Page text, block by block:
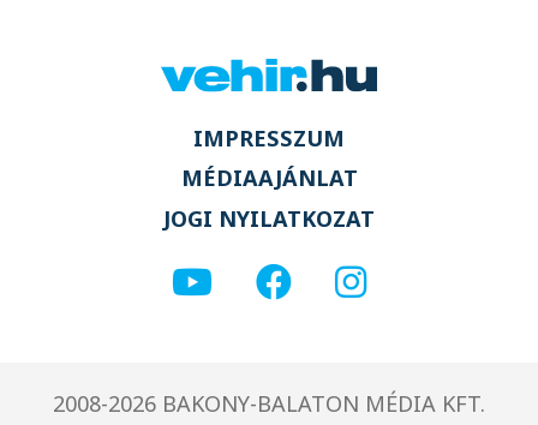
IMPRESSZUM
MÉDIAAJÁNLAT
JOGI NYILATKOZAT
2008-2026 BAKONY-BALATON MÉDIA KFT.